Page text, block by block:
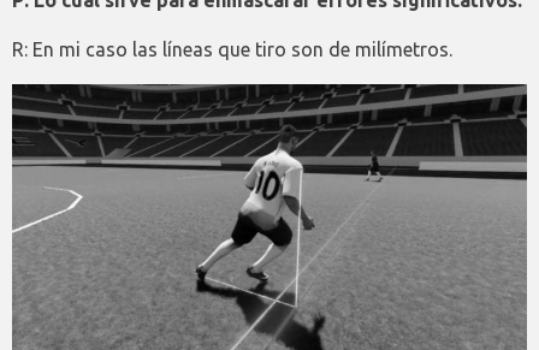
R: En mi caso las líneas que tiro son de milímetros.